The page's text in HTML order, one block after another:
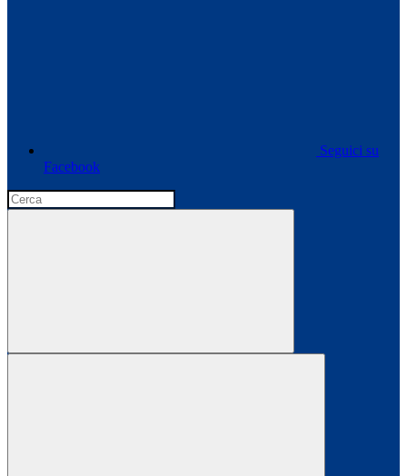
Seguici su
Facebook